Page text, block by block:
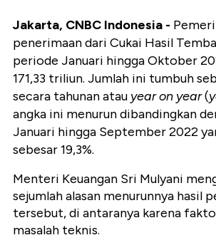
Jakarta, CNBC Indonesia -
penerimaan dari Cukai Hasil
periode Januari hingga Oktober
171,33 triliun. Jumlah ini tumbuh
secara tahunan atau year on year(
angka ini menurun dibandingkan
Januari hingga September 2022
sebesar 19,3%.
Menteri Keuangan Sri Mulyani
sejumlah alasan menurunnya hasil
tersebut, di antaranya karena
masalah teknis.